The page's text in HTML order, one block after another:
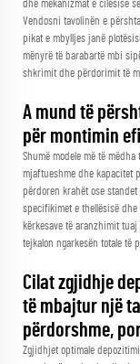
dhe mekanizmat e cilësisë
Vendosni tavolinën e
pikat e mbylljes janë
mënyrë të barabartë mbi
shkrimit dhe përdorimit të
A mund të
për montimin
Shumë modele më të
mjaftueshme dhe kapacitet
përdoren krahët ose
specifikimet e thellësisë
kërkesave të aranzhimit
tejkalon ngarkesën totale të
Cilat zgjidhje
të mbajtur një
përdorshme,
Zgjidhjet optimale